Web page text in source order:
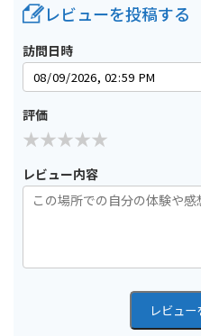
レビューを投稿する
訪問日時
評価
レビュー内容
レビュー